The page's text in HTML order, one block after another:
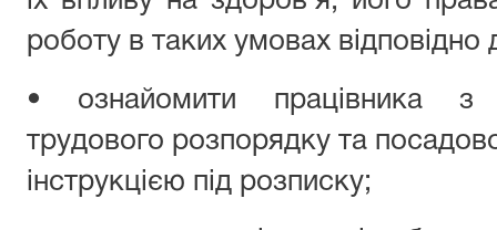
роботу в таких умовах
• ознайомити працівника з
трудового розпорядку та
інструкцією під розписку;